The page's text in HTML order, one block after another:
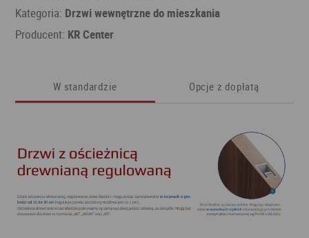
Kategoria: Drzwi wewnętrzne do mieszkania
Producent: KR Center
W standardzie Opcje z dopłatą